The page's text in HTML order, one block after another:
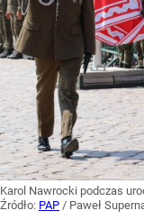
Karol Nawrocki podczas
Źródło: PAP / Paweł